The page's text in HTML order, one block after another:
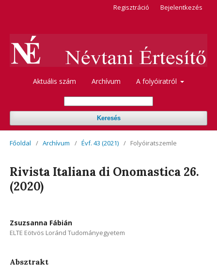
Aktuális szám Archívum A folyóiratról
Keresés
Regisztráció Bejelentkezés
Főoldal / Archívum / Évf. 43 (2021) / Folyóiratszemle
Rivista Italiana di Onomastica 26.
(2020)
Zsuzsanna Fábián
ELTE Eötvös Loránd Tudományegyetem
Absztrakt